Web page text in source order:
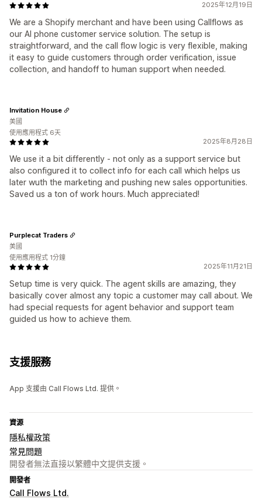
2025年12月19日
We are a Shopify merchant and have been using Callflows as
our AI phone customer service solution. The setup is
straightforward, and the call flow logic is very flexible, making
it easy to guide customers through order verification, issue
collection, and handoff to human support when needed.
2025年8月28日
We use it a bit differently - not only as a support service but
also configured it to collect info for each call which helps us
later wuth the marketing and pushing new sales opportunities.
Saved us a ton of work hours. Much appreciated!
Invitation House
美國
使用應用程式 6天
2025年11月21日
Setup time is very quick. The agent skills are amazing, they
basically cover almost any topic a customer may call about. We
had special requests for agent behavior and support team
guided us how to achieve them.
Purplecat Traders
美國
使用應用程式 1分鐘
支援服務
App 支援由 Call Flows Ltd. 提供。
資源
隱私權政策
常見問題
開發者無法直接以繁體中文提供支援。
開發者
Call Flows Ltd.